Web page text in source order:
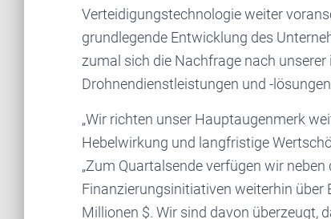
Verteidigungstechnologie weiter
grundlegende Entwicklung des
zumal sich die Nachfrage nach
Drohnendienstleistungen und -
„Wir richten unser Hauptaugenmerk
Hebelwirkung und langfristige
„Zum Quartalsende verfügen wir
Finanzierungsinitiativen weiterhin
Millionen $. Wir sind davon überzeugt,